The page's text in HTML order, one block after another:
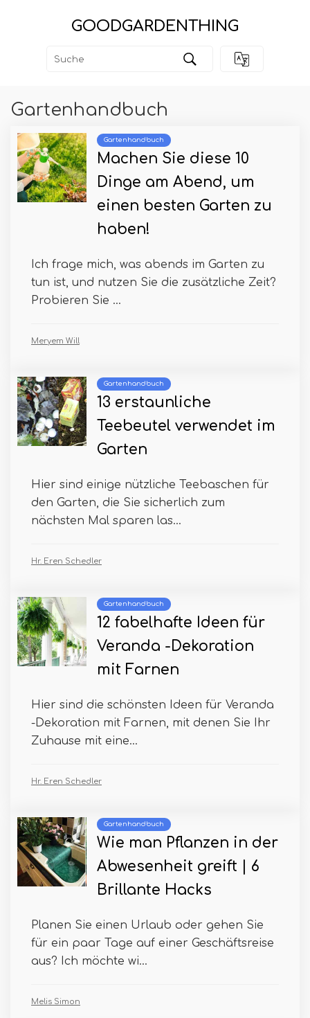
GOODGARDENTHING
Gartenhandbuch
Gartenhandbuch
Machen Sie diese 10
Dinge am Abend, um
einen besten Garten zu
haben!
Ich frage mich, was abends im Garten zu
tun ist, und nutzen Sie die zusätzliche Zeit?
Probieren Sie ...
Meryem Will
Gartenhandbuch
13 erstaunliche
Teebeutel verwendet im
Garten
Hier sind einige nützliche Teebaschen für
den Garten, die Sie sicherlich zum
nächsten Mal sparen las...
Hr. Eren Schedler
Gartenhandbuch
12 fabelhafte Ideen für
Veranda -Dekoration
mit Farnen
Hier sind die schönsten Ideen für Veranda
-Dekoration mit Farnen, mit denen Sie Ihr
Zuhause mit eine...
Hr. Eren Schedler
Gartenhandbuch
Wie man Pflanzen in der
Abwesenheit greift | 6
Brillante Hacks
Planen Sie einen Urlaub oder gehen Sie
für ein paar Tage auf einer Geschäftsreise
aus? Ich möchte wi...
Melis Simon